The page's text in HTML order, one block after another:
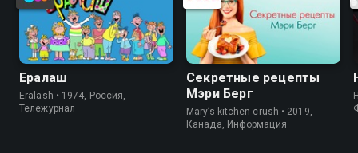
Ералаш
Eralash • 1974, Россия,
Тележурнал
Секретные рецепты
Мэри Берг
Mary’s kitchen crush • 2019,
Канада, Информация